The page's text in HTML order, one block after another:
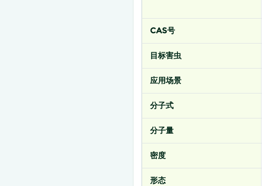
CAS号
目标害虫
应用场景
分子式
分子量
密度
形态